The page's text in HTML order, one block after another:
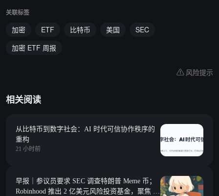
关联标签
加密 ETF 比特币 美国
SEC
加密 ETF 周报
风险提示
相关阅读
从比特币到数字社会：AI 时代可信协作秩序的
重构
21 小时前
早报｜参议员要求 SEC 调查特朗普 Meme 币；
Robinhood 推出 2 亿美元风险投资基金，聚焦 Y